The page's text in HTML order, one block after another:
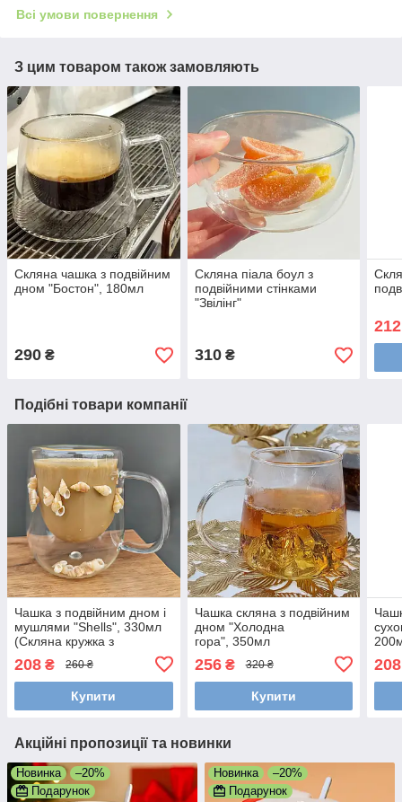
Всі умови повернення
З цим товаром також замовляють
Скляна чашка з подвійним
дном "Бостон", 180мл
290 ₴
Скляна піала боул з
подвійними стінками
"Звілінг"
310₴
212
Подібні товари компанії
Чашка з подвійним дном і
мушлями "Shells", 330мл
(Скляна кружка з
208 ₴ 260 ₴
Купити
Чашка скляна з подвійним
дном "Холодна
гора", 350мл
256₴ 320 ₴
Купити
208
Акційні пропозиції та новинки
Новинка
–20%
Подарунок
Новинка
–20%
Подарунок